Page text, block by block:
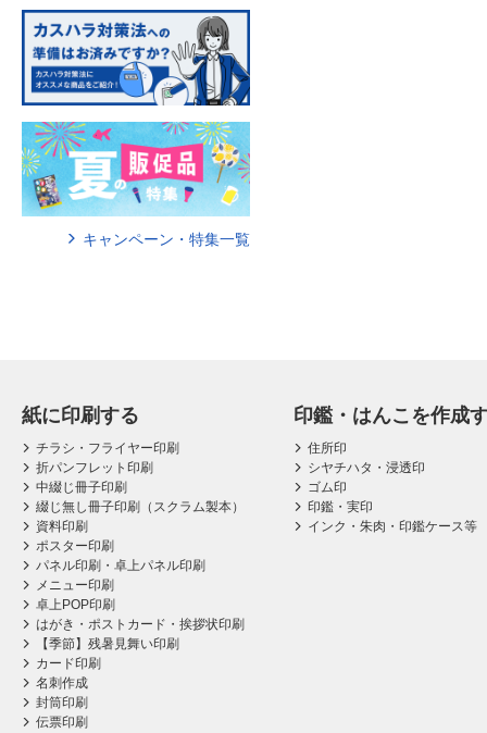
キャンペーン・特集一覧
紙に印刷する
チラシ・フライヤー印刷
折パンフレット印刷
中綴じ冊子印刷
綴じ無し冊子印刷（スクラム製本）
資料印刷
ポスター印刷
パネル印刷・卓上パネル印刷
メニュー印刷
卓上POP印刷
はがき・ポストカード・挨拶状印刷
【季節】残暑見舞い印刷
カード印刷
名刺作成
封筒印刷
伝票印刷
印鑑・はんこを作成
住所印
シヤチハタ・浸透印
ゴム印
印鑑・実印
インク・朱肉・印鑑ケース等